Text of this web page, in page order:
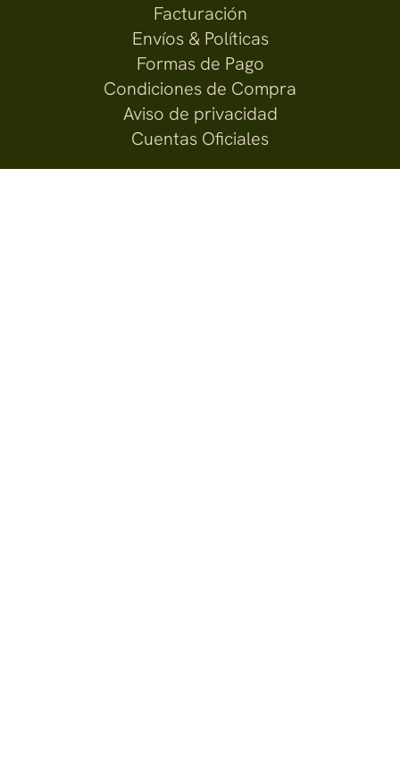
Facturación
Envíos & Políticas
Formas de Pago
Condiciones de Compra
Aviso de privacidad
Cuentas Oficiales